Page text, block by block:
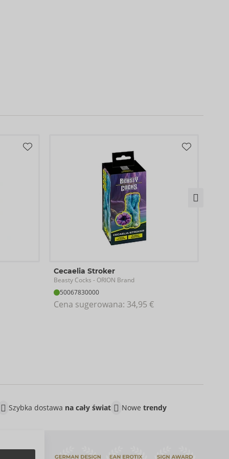
Cecaelia Stroker
Beasty Cocks - ORION Brand
50067830000
Cena sugerowana: 34,95 €
Szybka dostawa na cały świat Nowe trendy